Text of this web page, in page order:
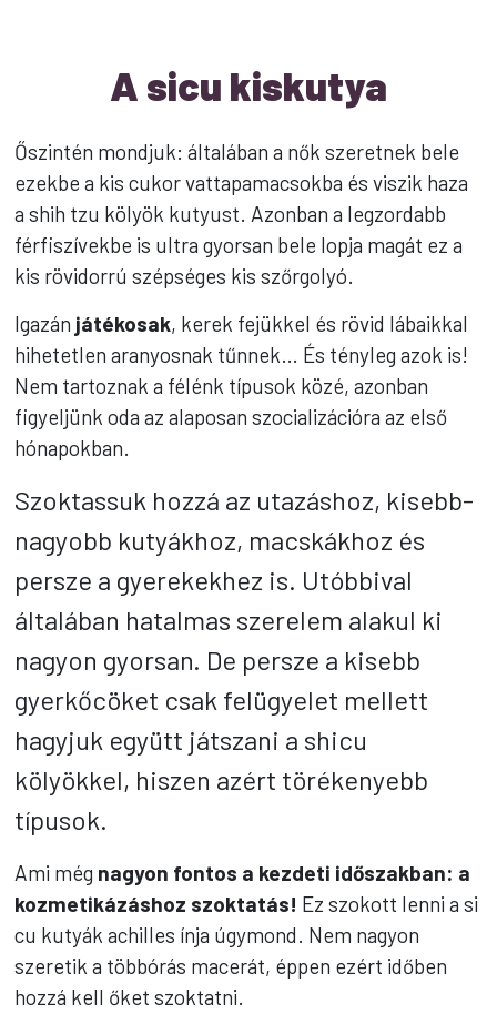
A sicu kiskutya
Őszintén mondjuk: általában a nők szeretnek bele
ezekbe a kis cukor vattapamacsokba és viszik haza
a shih tzu kölyök kutyust. Azonban a legzordabb
férfiszívekbe is ultra gyorsan bele lopja magát ez a
kis rövidorrú szépséges kis szőrgolyó.
Igazán játékosak, kerek fejükkel és rövid lábaikkal
hihetetlen aranyosnak tűnnek… És tényleg azok is!
Nem tartoznak a félénk típusok közé, azonban
figyeljünk oda az alaposan szocializációra az első
hónapokban.
Szoktassuk hozzá az utazáshoz, kisebb-
nagyobb kutyákhoz, macskákhoz és
persze a gyerekekhez is. Utóbbival
általában hatalmas szerelem alakul ki
nagyon gyorsan. De persze a kisebb
gyerkőcöket csak felügyelet mellett
hagyjuk együtt játszani a shicu
kölyökkel, hiszen azért törékenyebb
típusok.
Ami még nagyon fontos a kezdeti időszakban: a
kozmetikázáshoz szoktatás! Ez szokott lenni a si
cu kutyák achilles ínja úgymond. Nem nagyon
szeretik a többórás macerát, éppen ezért időben
hozzá kell őket szoktatni.